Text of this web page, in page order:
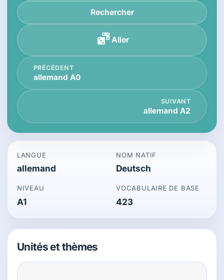
Rechercher
Aller
PRÉCÉDENT
allemand A0
SUIVANT
allemand A2
LANGUE
allemand
NOM NATIF
Deutsch
NIVEAU
A1
VOCABULAIRE DE BASE
423
Unités et thèmes